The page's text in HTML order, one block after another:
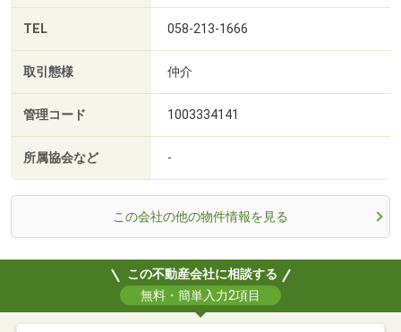
TEL 058-213-1666
取引態様 仲介
管理コード 1003334141
所属協会など -
この会社の他の物件情報を見る
この不動産会社に相談する
無料・簡単入力2項目